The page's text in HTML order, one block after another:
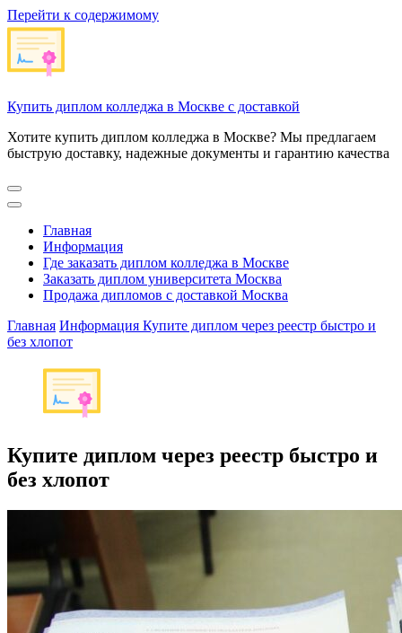
Перейти к содержимому
Купить диплом колледжа в Москве с доставкой
Хотите купить диплом колледжа в Москве? Мы предлагаем
быструю доставку, надежные документы и гарантию качества
Главная
Информация
Где заказать диплом колледжа в Москве
Заказать диплом университета Москва
Продажа дипломов с доставкой Москва
Главная Информация Купите диплом через реестр быстро и
без хлопот
Купите диплом через реестр быстро и
без хлопот